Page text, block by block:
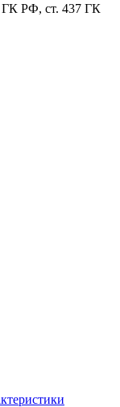
ГК РФ, cт. 437 ГК